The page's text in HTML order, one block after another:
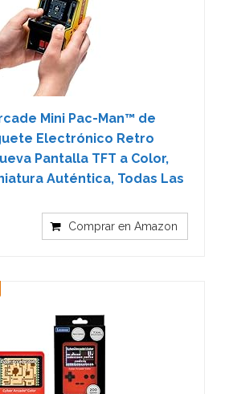
Mini Pac-Man™ de
Electrónico Retro
Pantalla TFT a Color,
Auténtica, Todas Las
Comprar en Amazon